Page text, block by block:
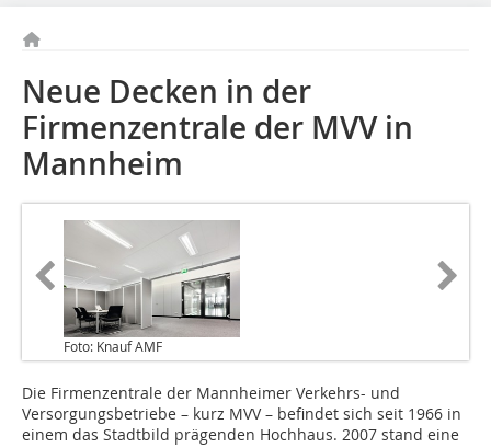
Neue Decken in der
Firmenzentrale der MVV in
Mannheim
Foto: Knauf AMF
Die Firmenzentrale der Mann­heimer Verkehrs- und
Versorgungsbetriebe – kurz MVV – befindet sich seit 1966 in
einem das Stadtbild prägenden Hochhaus. 2007 stand eine